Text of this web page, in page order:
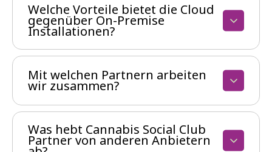
Welche Vorteile bietet die Cloud
gegenüber On-Premise
Installationen?
Mit welchen Partnern arbeiten
wir zusammen?
Was hebt Cannabis Social Club
Partner von anderen Anbietern